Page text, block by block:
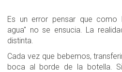
Es un error pensar que como
agua" no se ensucia. La
distinta.
Cada vez que bebemos,
boca al borde de la botella.